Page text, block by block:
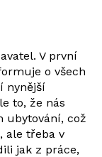
V první
o všech
nynější
to, že nás
ubytování, což
ale třeba v
jak z práce,